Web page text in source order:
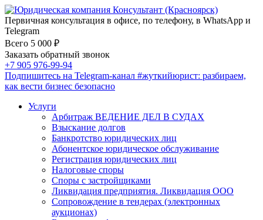
Первичная консультация в офисе, по телефону, в WhatsApp и
Telegram
Всего 5 000 ₽
Заказать обратный звонок
+7 905 976-99-94
Подпишитесь на Telegram-канал #жуткийюрист: разбираем,
как вести бизнес безопасно
Услуги
Арбитраж ВЕДЕНИЕ ДЕЛ В СУДАХ
Взыскание долгов
Банкротство юридических лиц
Абонентское юридическое обслуживание
Регистрация юридических лиц
Налоговые споры
Споры с застройщиками
Ликвидация предприятия. Ликвидация ООО
Сопровождение в тендерах (электронных
аукционах)